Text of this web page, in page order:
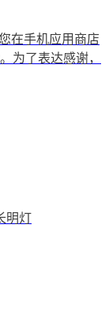
在手机应用商店
为了表达感谢，
明灯